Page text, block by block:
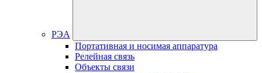
РЭА
Портативная и носимая аппаратура
Релейная связь
Объекты связи